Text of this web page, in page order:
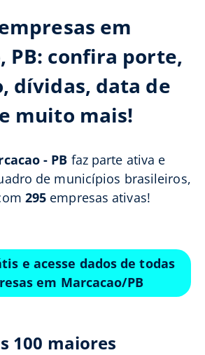
em
PB: confira porte,
dívidas, data de
muito mais!
- PB faz parte ativa e
de municípios brasileiros,
295 empresas ativas!
e acesse dados de todas
em Marcacao/PB
100 maiores